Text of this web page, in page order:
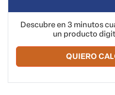
Descubre en 3 minutos
un producto
QUIERO